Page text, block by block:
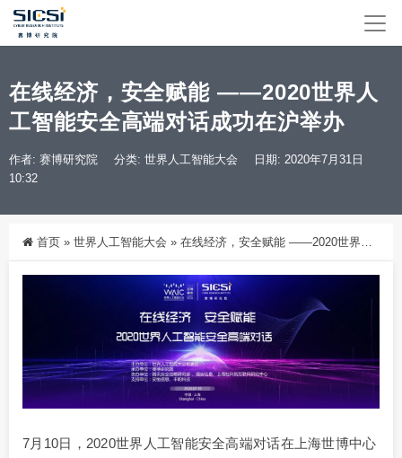
在线经济，安全赋能 ——2020世界人
工智能安全高端对话成功在沪举办
作者: 赛博研究院 分类: 世界人工智能大会
日期: 2020年7月31日
10:32
首页 » 世界人工智能大会 » 在线经济，安全赋能 ——2020世界人工智能安全高端对话成功在沪举办
7月10日，2020世界人工智能安全高端对话在上海世博中心